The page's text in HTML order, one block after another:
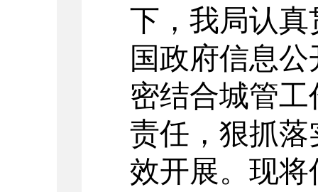
下，我局认
国政府信息
密结合城管
责任，狠抓
效开展。现